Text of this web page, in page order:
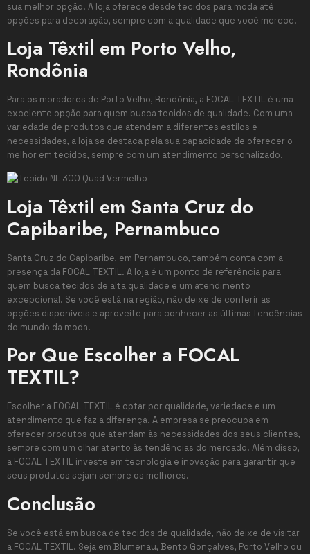
sua melhor opção. A loja oferece desde tecidos para moda até
opções para decoração, sempre com a qualidade que você merece.
Loja Têxtil em Porto Velho,
Rondônia
Para os moradores de Porto Velho, Rondônia, a FOCAL TEXTIL é uma
excelente opção para quem busca tecidos de qualidade. Com uma
variedade de produtos que atendem a diferentes estilos e
necessidades, a loja se destaca pela sua capacidade de oferecer o
melhor em tecidos, sempre com um atendimento personalizado.
Loja Têxtil em Santa Cruz do
Capibaribe, Pernambuco
Santa Cruz do Capibaribe, em Pernambuco, também conta com a
presença da FOCAL TEXTIL. A loja é um ponto de referência para
quem busca tecidos de alta qualidade e um atendimento
excepcional. Se você está na região, não deixe de conferir as
opções disponíveis e aproveite para conhecer as últimas tendências
do mundo da moda.
Por Que Escolher a FOCAL
TEXTIL?
Escolher a FOCAL TEXTIL é optar por qualidade, variedade e um
atendimento que faz a diferença. A empresa se preocupa em
oferecer produtos que atendam às necessidades dos seus clientes,
sempre com um olhar atento às tendências do mercado. Além disso,
a FOCAL TEXTIL investe em tecnologia e inovação para garantir que
seus produtos sejam sempre os melhores.
Conclusão
Se você está em busca de tecidos de qualidade, não deixe de visitar
a FOCAL TEXTIL. Seja em Blumenau, Bento Gonçalves, Porto Velho ou